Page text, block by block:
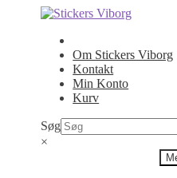
Spring
navigation
Spring
indhold
Om Stickers Viborg
Kontakt
Min Konto
Kurv
Søg
×